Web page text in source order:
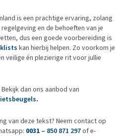
is een prachtige ervaring, zolang
en de behoeften van je
dus een goede voorbereiding is
kan hierbij helpen. Zo voorkom je
veilige én plezierige rit voor jullie
dan ons aanbod van
.
van deze tekst? Neem contact op
0031 – 850 871 297of e-